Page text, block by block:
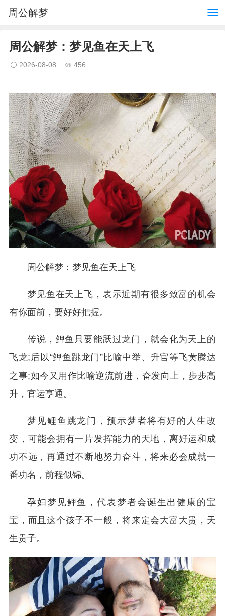
周公解梦
周公解梦：梦见鱼在天上飞
2026-08-08 456
周公解梦：梦见鱼在天上飞
梦见鱼在天上飞，表示近期有很多致富的机会
有你面前，要好好把握。
传说，鲤鱼只要能跃过龙门，就会化为天上的
飞龙;后以“鲤鱼跳龙门”比喻中举、升官等飞黄腾达
之事;如今又用作比喻逆流前进，奋发向上，步步高
升，官运亨通。
梦见鲤鱼跳龙门，预示梦者将有好的人生改
变，可能会拥有一片发挥能力的天地，离好运和成
功不远，再通过不断地努力奋斗，将来必会成就一
番功名，前程似锦。
孕妇梦见鲤鱼，代表梦者会诞生出健康的宝
宝，而且这个孩子不一般，将来定会大富大贵，天
生贵子。